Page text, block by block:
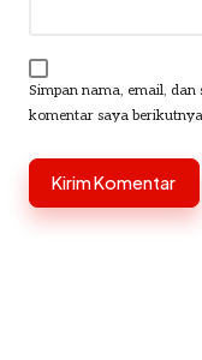
Simpan nama, email,
komentar saya